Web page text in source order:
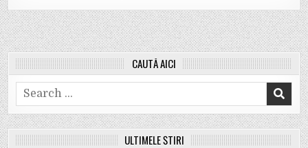
CAUTĂ AICI
Search
for:
ULTIMELE ȘTIRI